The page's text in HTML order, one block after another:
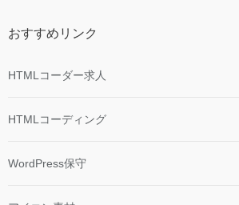
おすすめリンク
HTMLコーダー求人
HTMLコーディング
WordPress保守